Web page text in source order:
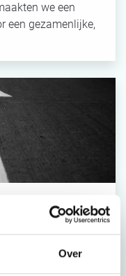
Over
we een
een gezamenlijke,
modern
op gerichte en